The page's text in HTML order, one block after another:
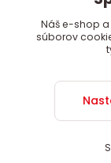
Copyright
Náš e-shop
súborov